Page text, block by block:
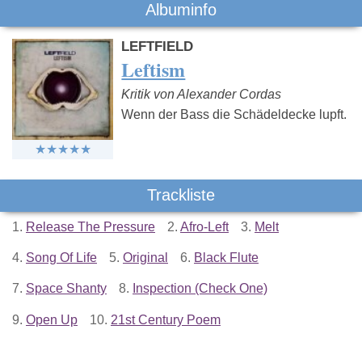
Albuminfo
LEFTFIELD
Leftism
Kritik von Alexander Cordas
Wenn der Bass die Schädeldecke lupft.
Trackliste
1. Release The Pressure 2. Afro-Left 3. Melt
4. Song Of Life 5. Original 6. Black Flute
7. Space Shanty 8. Inspection (Check One)
9. Open Up 10. 21st Century Poem